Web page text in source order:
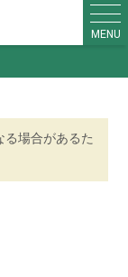
MENU
場合があるた